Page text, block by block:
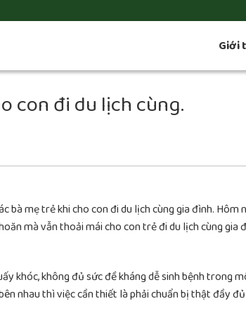
Giới
con đi du lịch cùng.
bà mẹ trẻ khi cho con đi du lịch cùng gia đình. Hôm
mà vẫn thoải mái cho con trẻ đi du lịch cùng gia
khóc, không đủ sức đề kháng dễ sinh bệnh trong
nhau thì việc cần thiết là phải chuẩn bị thật đầy